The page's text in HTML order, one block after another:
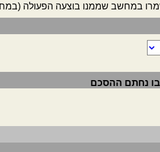
במחשב שממנו בוצעה הפעולה
נחתם ההסכם